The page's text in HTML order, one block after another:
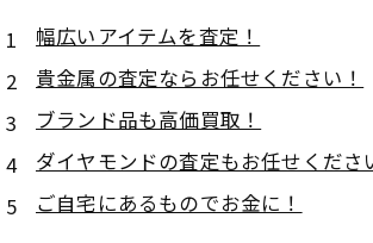
幅広いアイテムを査定！
貴金属の査定ならお任せください！
ブランド品も高価買取！
ダイヤモンドの査定もお任せくださ
ご自宅にあるものでお金に！